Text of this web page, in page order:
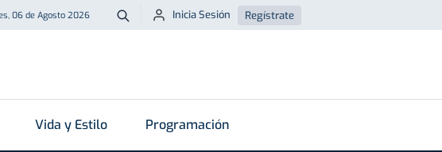
06 de Agosto 2026 Buscar
Inicia Sesión Regístrate
Vida y Estilo Programación